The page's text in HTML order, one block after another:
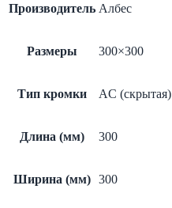
Производитель Албес
Размеры 300×300
Тип кромки AC (скрытая)
Длина (мм) 300
Ширина (мм) 300